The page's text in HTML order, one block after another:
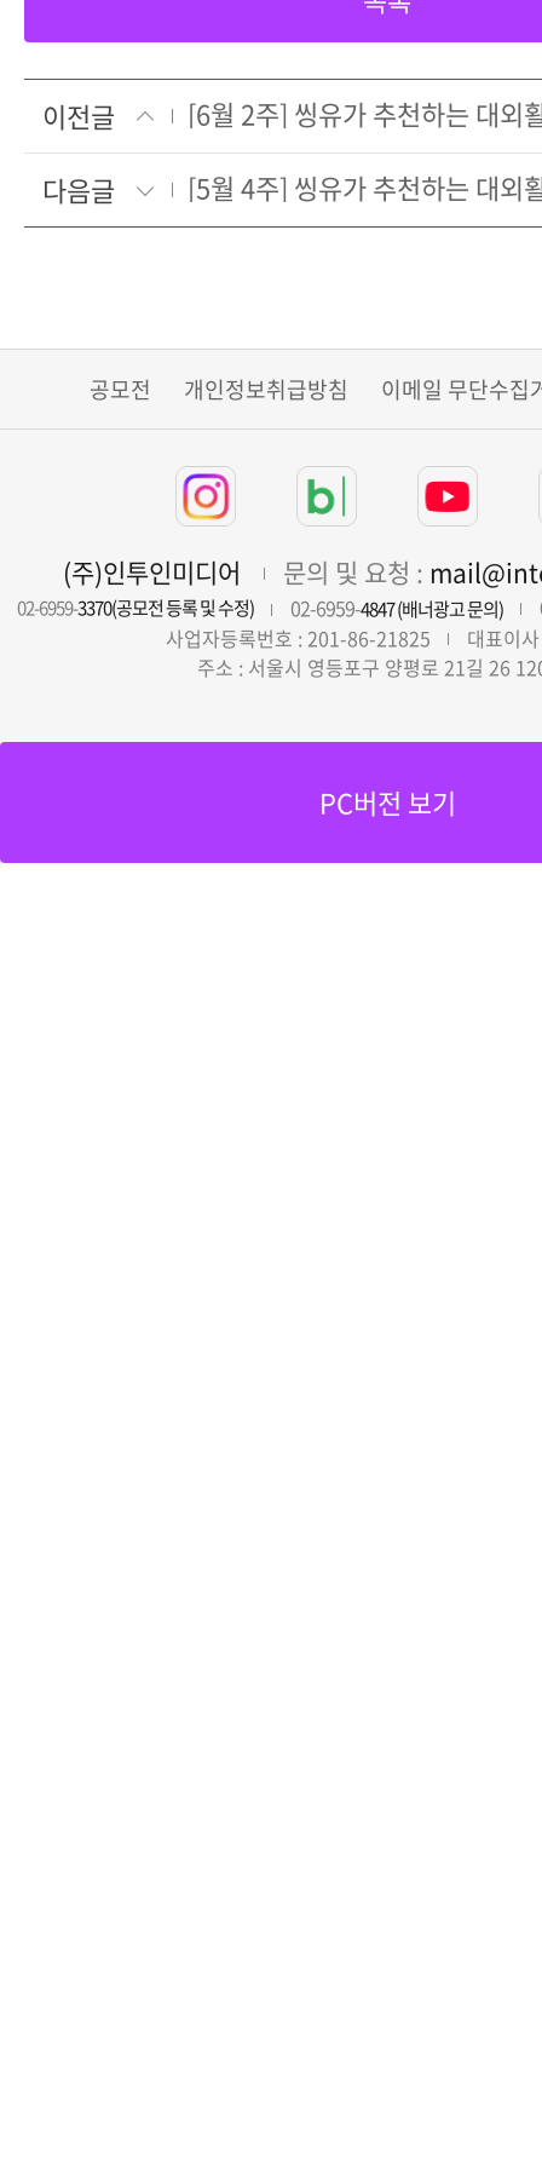
이전글
[6월 2주] 씽유가 추천하는 대외
다음글
[5월 4주] 씽유가 추천하는 대외
공모전 개인정보취급방침 이메일 무단수집
(주)인투인미디어 문의 및 요청 :
02-6959-3370(공모전 등록 및 수정) 02-6959-4847 (배너광고 문의)
사업자등록번호 : 201-86-21825
대표이
주소 : 서울시 영등포구 양평로 21길 26
PC버전 보기